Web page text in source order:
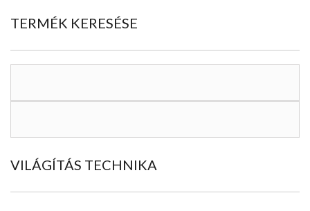
TERMÉK KERESÉSE
VILÁGÍTÁS TECHNIKA